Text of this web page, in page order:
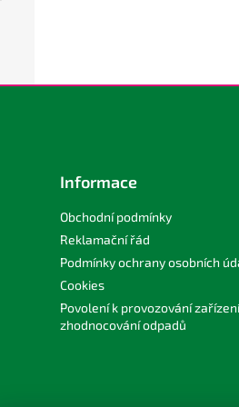
Informace
Obchodní podmínky
Reklamační řád
Podmínky ochrany osobních
Cookies
Povolení k provozování
zhodnocování odpadů